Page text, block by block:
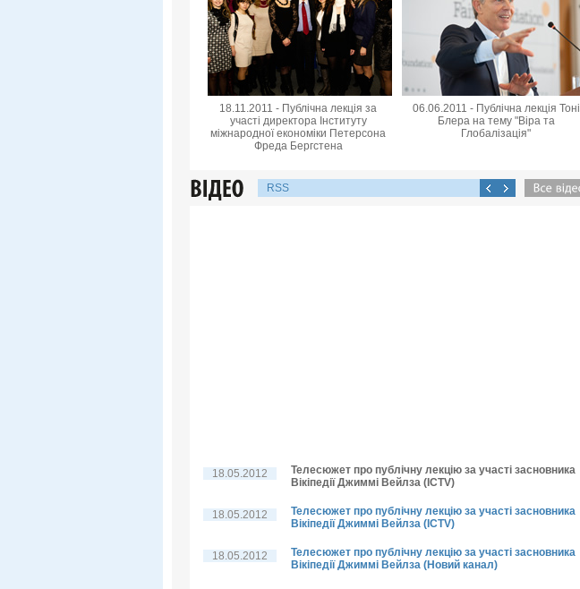
18.11.2011 - Публічна лекція за
участі директора Інституту
міжнародної економіки Петерсона
Фреда Бергстена
06.06.2011 - Публічна лекція Тоні
Блера на тему "Віра та
Глобалізація"
RSS
18.05.2012
Телесюжет про публічну лекцію за участі засновника
Вікіпедії Джиммі Вейлза (ICTV)
18.05.2012
Телесюжет про публічну лекцію за участі засновника
Вікіпедії Джиммі Вейлза (ICTV)
18.05.2012
Телесюжет про публічну лекцію за участі засновника
Вікіпедії Джиммі Вейлза (Новий канал)